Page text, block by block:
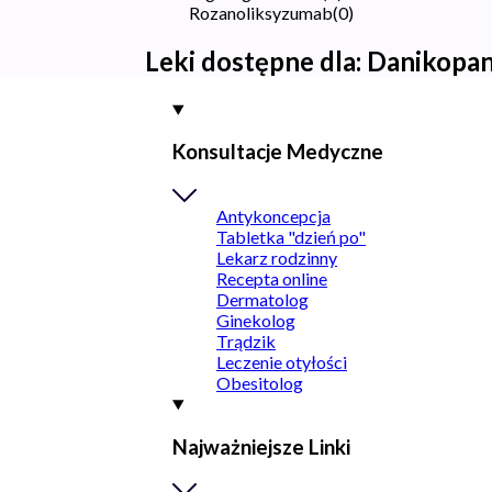
Rozanoliksyzumab(0)
Leki dostępne dla:
Konsultacje Medyczne
Antykoncepcja
Tabletka "dzień po"
Lekarz rodzinny
Recepta online
Dermatolog
Ginekolog
Trądzik
Leczenie otyłości
Obesitolog
Najważniejsze Linki